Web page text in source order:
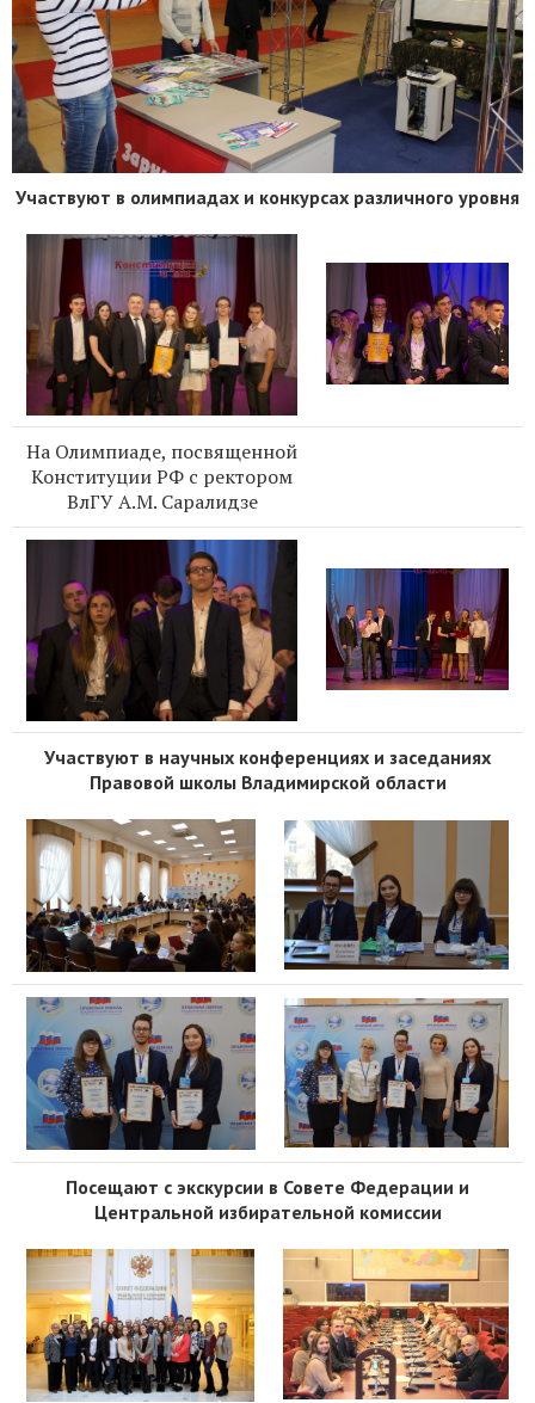
Участвуют в олимпиадах и конкурсах различного уровня
На Олимпиаде, посвященной
Конституции РФ с ректором
ВлГУ А.М. Саралидзе
Участвуют в научных конференциях и заседаниях
Правовой школы Владимирской области
Посещают с экскурсии в Совете Федерации и
Центральной избирательной комиссии